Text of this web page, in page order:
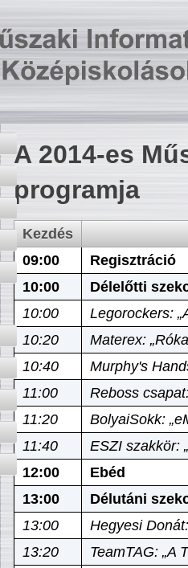
A 2014-es
programja
Kezdés
09:00
Regisztráció
10:00
Délelőtti
10:00
Legorockers:
10:20
Materex:
10:40
Murphy's
11:00
Reboss
11:20
BolyaiSokk:
11:40
ESZI szakkör:
12:00
Ebéd
13:00
Délutáni
13:00
Hegyesi
13:20
TeamTAG: „A